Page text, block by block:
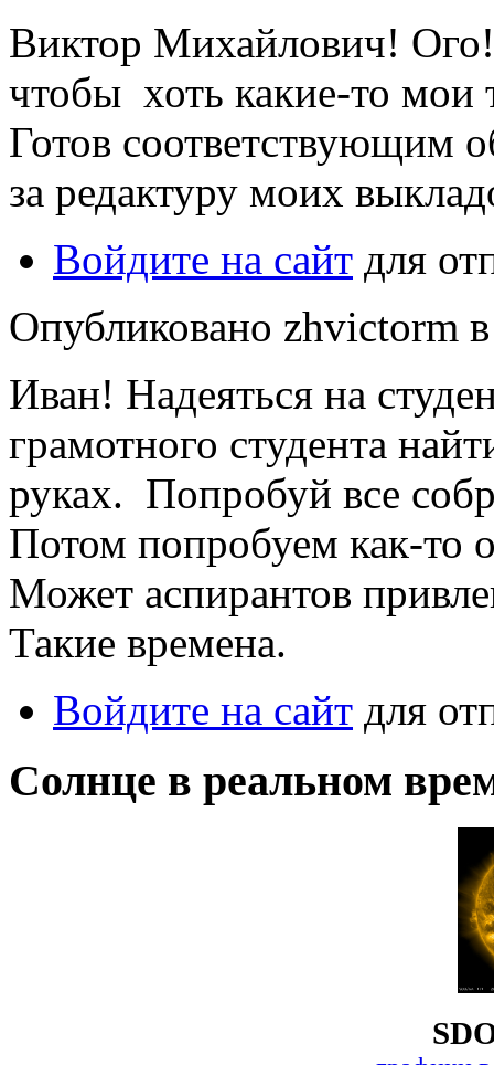
Виктор Михайлович!
чтобы хоть какие-то мои
Готов соответствующим
за редактуру моих
Войдите на сайт для
Опубликовано zhvictorm
Иван! Надеяться на
грамотного студента
руках. Попробуй все
Потом попробуем как-то
Может аспирантов
Такие времена.
Войдите на сайт для
Солнце в реальном